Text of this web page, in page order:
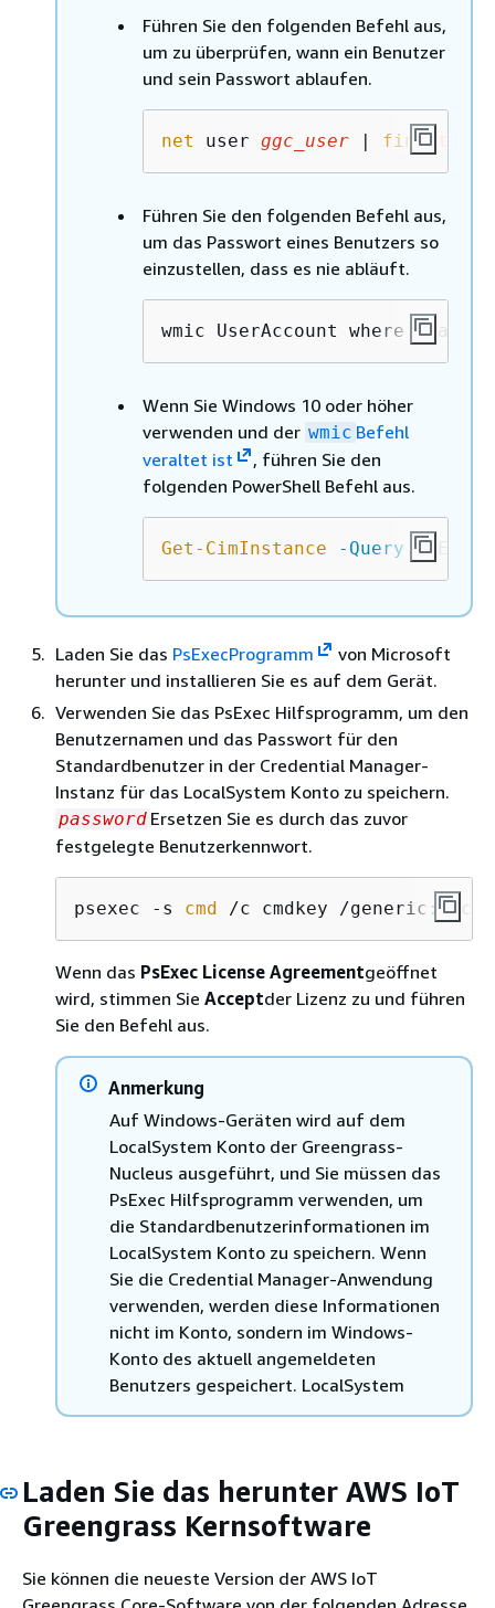
Führen Sie den folgenden Befehl aus,
um zu überprüfen, wann ein Benutzer
und sein Passwort ablaufen.
net user ggc_user | findstr
Führen Sie den folgenden Befehl aus,
um das Passwort eines Benutzers so
einzustellen, dass es nie abläuft.
wmic UserAccount where "Name='
Wenn Sie Windows 10 oder höher
verwenden und der wmic Befehl
veraltet ist
, führen Sie den
folgenden PowerShell Befehl aus.
Get-CimInstance -Query
Laden Sie das PsExecProgramm
von Microsoft
herunter und installieren Sie es auf dem Gerät.
Verwenden Sie das PsExec Hilfsprogramm, um den
Benutzernamen und das Passwort für den
Standardbenutzer in der Credential Manager-
Instanz für das LocalSystem Konto zu speichern.
password Ersetzen Sie es durch das zuvor
festgelegte Benutzerkennwort.
psexec -s cmd /c cmdkey /
Wenn das PsExec License Agreementgeöffnet
wird, stimmen Sie Acceptder Lizenz zu und führen
Sie den Befehl aus.
Anmerkung
Auf Windows-Geräten wird auf dem
LocalSystem Konto der Greengrass-
Nucleus ausgeführt, und Sie müssen das
PsExec Hilfsprogramm verwenden, um
die Standardbenutzerinformationen im
LocalSystem Konto zu speichern. Wenn
Sie die Credential Manager-Anwendung
verwenden, werden diese Informationen
nicht im Konto, sondern im Windows-
Konto des aktuell angemeldeten
Benutzers gespeichert. LocalSystem
Laden Sie das herunter AWS IoT
Greengrass Kernsoftware
Sie können die neueste Version der AWS IoT